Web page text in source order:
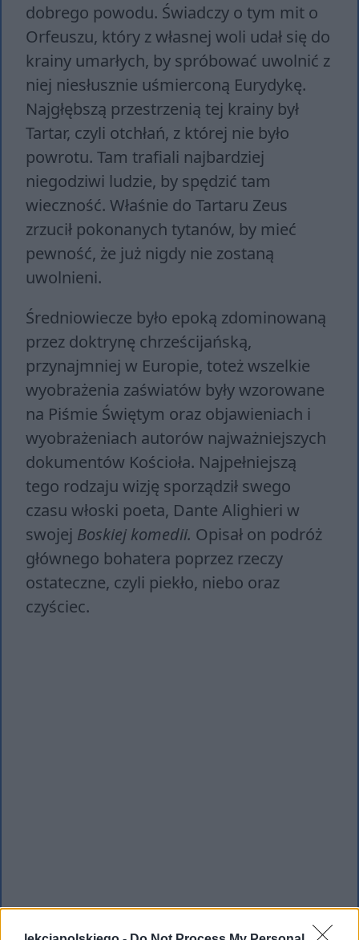
dobrego powodu. Świadczy o tym mit o
Orfeuszu, który z własnej woli udał się do
krainy umarłych, by spróbować uwolnić z
niej niesłusznie uśmierconą Eurydykę.
Najgłębszą przestrzenią tej krainy był
Tartar, czyli otchłań, z której nie było
powrotu. Tam trafiali najbardziej
niegodziwi ludzie, by spędzić tam
wieczność. Właśnie do Tartaru Zeus
zrzucił pokonanych tytanów, by mieć
pewność, że już nigdy nie zostaną
uwolnieni.
Średniowiecze było epoką zdominowaną
przez doktrynę chrześcijańską,
przynajmniej w Europie, toteż wszelkie
wyobrażenia zaświatów były wzorowane
na Piśmie Świętym oraz objawieniach i
wyobrażeniach autorów najważniejszych
dokumentów Kościoła. Najpełniejszą
tego rodzaju wizję sporządził swego
czasu włoski poeta, Dante Alighieri w
swojej Boskiej komedii. Opisał on podróż
głównego bohatera poprzez rzeczy
ostateczne, czyli piekło, niebo oraz
czyściec.